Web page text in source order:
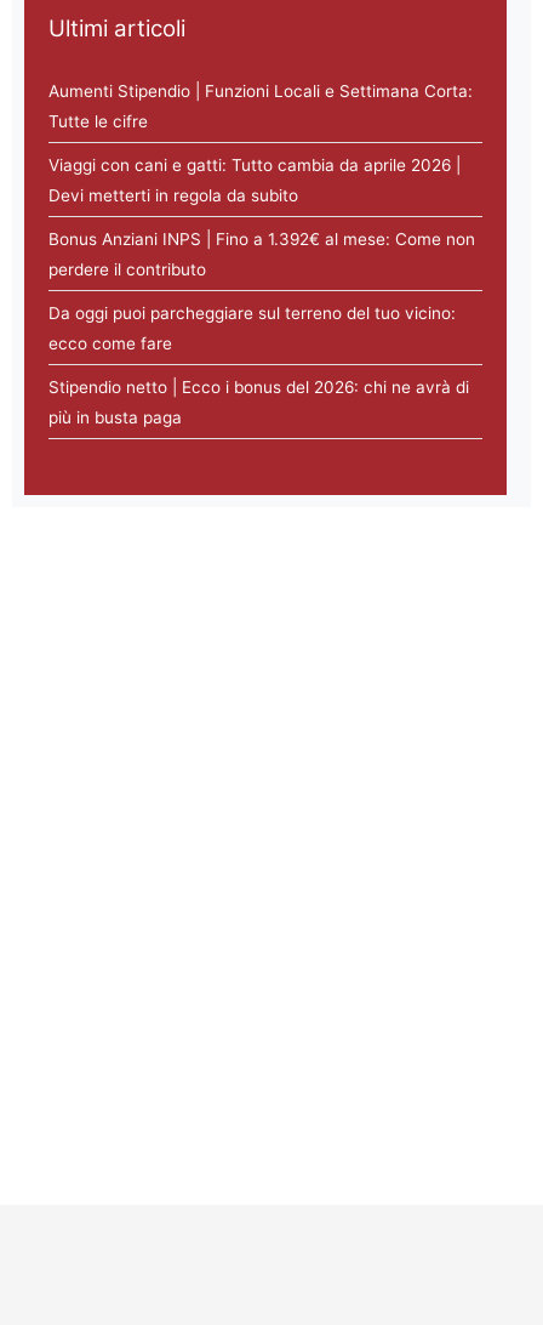
Ultimi articoli
Aumenti Stipendio | Funzioni Locali e Settimana Corta:
Tutte le cifre
Viaggi con cani e gatti: Tutto cambia da aprile 2026 |
Devi metterti in regola da subito
Bonus Anziani INPS | Fino a 1.392€ al mese: Come non
perdere il contributo
Da oggi puoi parcheggiare sul terreno del tuo vicino:
ecco come fare
Stipendio netto | Ecco i bonus del 2026: chi ne avrà di
più in busta paga